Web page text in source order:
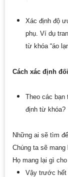
Xác định độ
phụ. Ví dụ
từ khóa “áo
Cách xác định
Theo các
định từ khóa?
Những ai sẽ tìm
Chúng ta sẽ
Họ mang lại gì
Vậy trước hết